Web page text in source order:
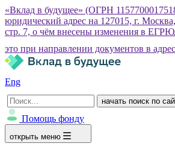
«Вклад в будущее» (ОГРН
юридический адрес на 127015, г.
стр. 7, о чём внесены изменения в
это при направлении документов в
Eng
начать поиск по
Помощь фонду
открыть меню